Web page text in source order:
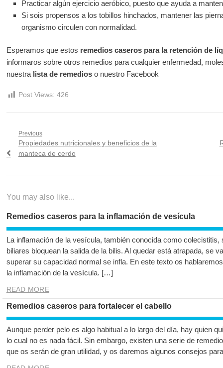
Practicar algún ejercicio aeróbico, puesto que ayuda a
Si sois propensos a los tobillos hinchados, mantener las
organismo circulen con normalidad.
Esperamos que estos remedios caseros para la retención de
informaros sobre otros remedios para cualquier enfermedad,
nuestra lista de remedioso nuestro Facebook
Post Views: 426
Navegación
de
entradas
Previous
Previous
post:
Propiedades nutricionales y beneficios de la
manteca de cerdo
You may also like...
Remedios caseros para la inflamación de vesícula
La inflamación de la vesícula, también conocida como
biliares bloquean la salida de la bilis. Al quedar está atrapada, se
superar su capacidad normal se infla. En este texto os
la inflamación de la vesícula. […]
READ MORE
Remedios caseros para fortalecer el cabello
Aunque perder pelo es algo habitual a lo largo del día, hay quien
lo cual no es nada fácil. Sin embargo, existen una serie de
que os serán de gran utilidad, y os daremos algunos consejos